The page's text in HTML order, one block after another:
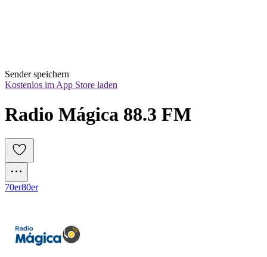
Sender speichern
Kostenlos im App Store laden
Radio Mágica 88.3 FM
70er80er